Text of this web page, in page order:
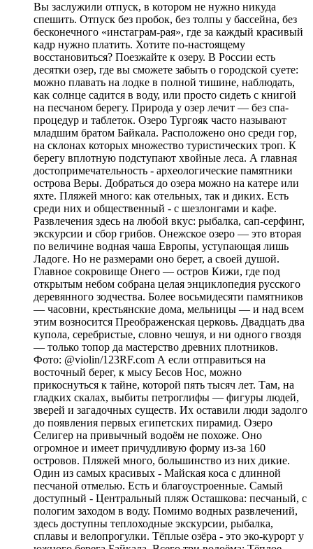
Вы заслужили отпуск, в котором не нужно никуда
спешить. Отпуск без пробок, без толпы у бассейна, без
бесконечного «инстаграм-рая», где за каждый красивый
кадр нужно платить. Хотите по-настоящему
восстановиться? Поезжайте к озеру. В России есть
десятки озер, где вы сможете забыть о городской суете:
можно плавать на лодке в полной тишине, наблюдать,
как солнце садится в воду, или просто сидеть с книгой
на песчаном берегу. Природа у озер лечит — без спа-
процедур и таблеток. Озеро Тургояк часто называют
младшим братом Байкала. Расположено оно среди гор,
на склонах которых множество туристических троп. К
берегу вплотную подступают хвойные леса. А главная
достопримечательность - археологические памятники
острова Веры. Добраться до озера можно на катере или
яхте. Пляжей много: как отельных, так и диких. Есть
среди них и общественный - с шезлонгами и кафе.
Развлечения здесь на любой вкус: рыбалка, сап-серфинг,
экскурсии и сбор грибов. Онежское озеро — это вторая
по величине водная чаша Европы, уступающая лишь
Ладоге. Но не размерами оно берет, а своей душой.
Главное сокровище Онего — остров Кижи, где под
открытым небом собрана целая энциклопедия русского
деревянного зодчества. Более восьмидесяти памятников
— часовни, крестьянские дома, мельницы — и над всем
этим возносится Преображенская церковь. Двадцать два
купола, серебристые, словно чешуя, и ни одного гвоздя
— только топор да мастерство древних плотников.
Фото: @violin/123RF.com А если отправиться на
восточный берег, к мысу Бесов Нос, можно
прикоснуться к тайне, которой пять тысяч лет. Там, на
гладких скалах, выбиты петроглифы — фигуры людей,
зверей и загадочных существ. Их оставили люди задолго
до появления первых египетских пирамид. Озеро
Селигер на привычный водоём не похоже. Оно
огромное и имеет причудливую форму из-за 160
островов. Пляжей много, большинство из них дикие.
Один из самых красивых - Майская коса с длинной
песчаной отмелью. Есть и благоустроенные. Самый
доступный - Центральный пляж Осташкова: песчаный, с
пологим заходом в воду. Помимо водных развлечений,
здесь доступны теплоходные экскурсии, рыбалка,
сплавы и велопрогулки. Тёплые озёра - это эко-курорт у